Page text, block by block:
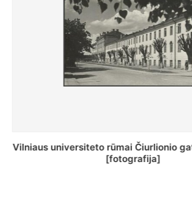
St. Batoro universiteto J.
[fotografija]